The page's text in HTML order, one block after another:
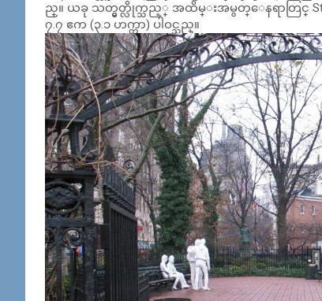
ည္။ ယခု သတ္မွတ္လိုက္သည့္ အထိမ္းအမွတ္ေနရာတြင္
၇.၇ ဧက (၃.၁ ဟက္တာ) ပါဝင္သည္။